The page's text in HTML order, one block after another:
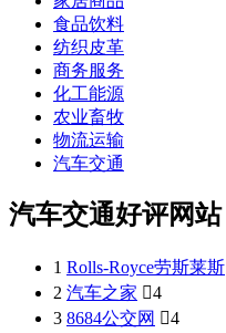
食品饮料
纺织皮革
商务服务
化工能源
农业畜牧
物流运输
汽车交通
汽车交通好评网站
1 Rolls-Royce劳斯莱斯
2 汽车之家 4
3 8684公交网 4